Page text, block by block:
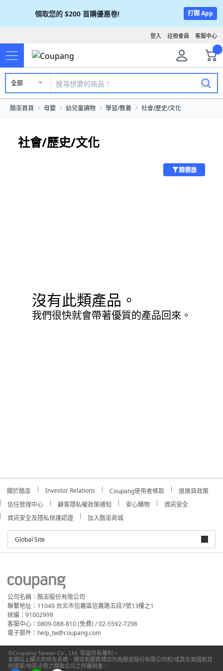
領取您的 $200 首購優惠卷! 打開 App
客服中心
註冊會員
登入
全部
酷澎首頁 母嬰 幼兒童讀物 學習/教養 社會/歷史/文化
社會/歷史/文化
篩選器
沒有此類產品。
我們很快就會帶著優質的產品回來。
關於酷澎 Investor Relations Coupang使用者條款
退換貨政策
信任管理中心
顧客隱私權政策通知 安心購物
資訊安全
資訊安全及隱私保護認證
加入酷澎商城
Global Site
公司名稱：酷澎股份有限公司
聯繫地址：11049 台北市信義區信義路五段7號13樓之1
統編：91002999
客服中心：0809-088-810 (免費) / 02-5592-7298
電子郵件：help_tw@coupang.com
©Coupang Taiwan Co., Ltd. 保留所有權利。
本網站上顯示的所有商標、標誌和服務標誌均為酷澎股份有限公司和/或其在美國和其
他國家/地區註冊之關聯公司之所屬財產。